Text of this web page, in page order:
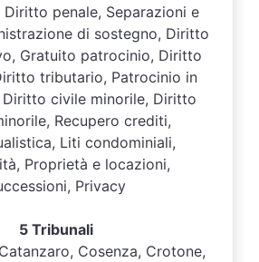
penale, Separazioni e
di sostegno, Diritto
Gratuito patrocinio, Diritto
tributario, Patrocinio in
Diritto civile minorile, Diritto
Recupero crediti,
Liti condominiali,
Proprietà e locazioni,
Privacy
5 Tribunali
Cosenza, Crotone,